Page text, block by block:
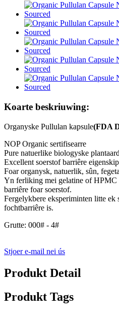
Koarte beskriuwing:
Organyske Pullulan kapsule(FDA
NOP Organic sertifisearre
Pure natuerlike biologyske
Excellent soerstof barriêre
Foar organysk, natuerlik, sûn,
Yn ferliking mei gelatine of HPMC
barriêre foar soerstof.
Fergelykbere eksperiminten litte ek
fochtbarriêre is.
Grutte: 000# - 4#
Stjoer e-mail nei ús
Produkt Detail
Produkt Tags